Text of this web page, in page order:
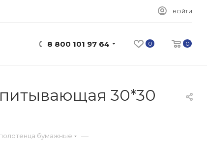
ВОЙТИ
0 0
8 800 101 97 64
30*30
бумажные —